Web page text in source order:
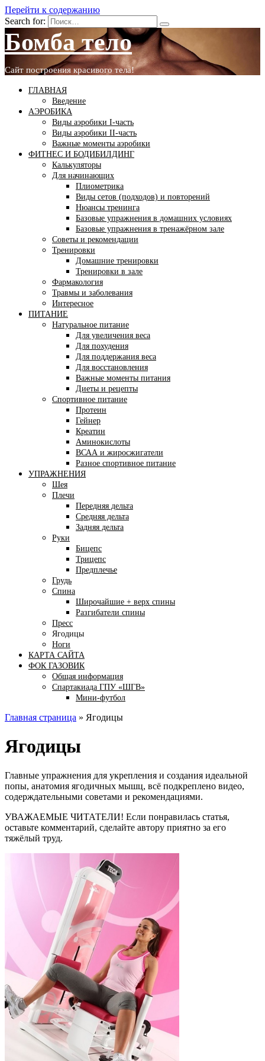
Перейти к содержанию
Search for:
Бомба тело
Сайт построения красивого тела!
ГЛАВНАЯ
Введение
АЭРОБИКА
Виды аэробики І-часть
Виды аэробики ІІ-часть
Важные моменты аэробики
ФИТНЕС И БОДИБИЛДИНГ
Калькуляторы
Для начинающих
Плиометрика
Виды сетов (подходов) и повторений
Нюансы тренинга
Базовые упражнения в домашних условиях
Базовые упражнения в тренажёрном зале
Советы и рекомендации
Тренировки
Домашние тренировки
Тренировки в зале
Фармакология
Травмы и заболевания
Интересное
ПИТАНИЕ
Натуральное питание
Для увеличения веса
Для похудения
Для поддержания веса
Для восстановления
Важные моменты питания
Диеты и рецепты
Спортивное питание
Протеин
Гейнер
Креатин
Аминокислоты
ВСАА и жиросжигатели
Разное спортивное питание
УПРАЖНЕНИЯ
Шея
Плечи
Передняя дельта
Средняя дельта
Задняя дельта
Руки
Бицепс
Трицепс
Предплечье
Грудь
Спина
Широчайшие + верх спины
Разгибатели спины
Пресс
Ягодицы
Ноги
КАРТА САЙТА
ФОК ГАЗОВИК
Общая информация
Спартакиада ГПУ «ШГВ»
Мини-футбол
Главная страница » Ягодицы
Ягодицы
Главные упражнения для укрепления и создания идеальной
попы, анатомия ягодичных мышц, всё подкреплено видео,
содерждательными советами и рекомендациями.
УВАЖАЕМЫЕ ЧИТАТЕЛИ! Если понравилась статья,
оставьте комментарий, сделайте автору приятно за его
тяжёлый труд.